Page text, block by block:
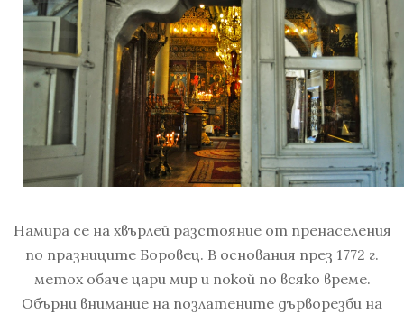
Намира се на хвърлей разстояние от пренаселения
по празниците Боровец. В основания през 1772 г.
метох обаче цари мир и покой по всяко време.
Обърни внимание на позлатените дърворезби на